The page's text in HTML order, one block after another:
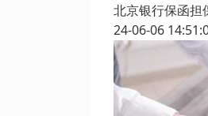
北京银行保函担
24-06-06